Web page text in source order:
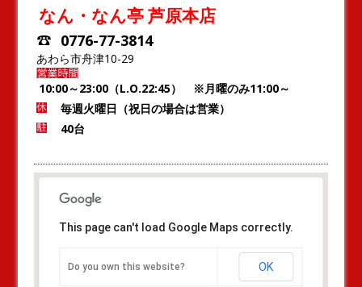
なん・なん亭 芦原本店
0776-77-3814
あわら市舟津10-29
10:00～23:00（L.O.22:45） ※月曜のみ11:00～
毎週火曜日（祝日の場合は営業）
40台
This page can't load Google Maps correctly.
Do you own this website? OK